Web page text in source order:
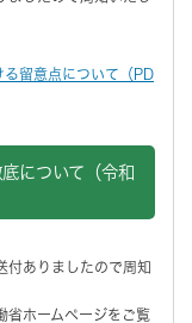
留意点について（PD
について（令和
付ありましたので周知
省ホームページをご覧